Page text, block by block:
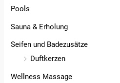
Pools
Sauna & Erholung
Seifen und Badezusätze
Duftkerzen
Wellness Massage